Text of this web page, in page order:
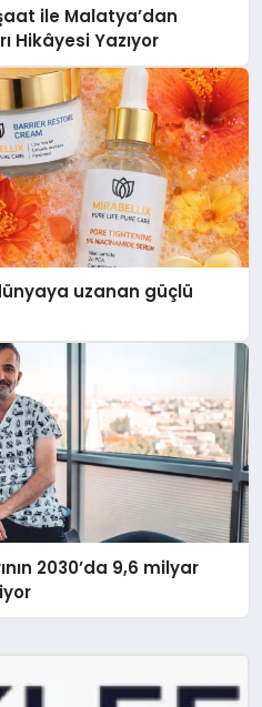
ile Malatya’dan
Hikâyesi Yazıyor
uzanan güçlü
2030’da 9,6 milyar